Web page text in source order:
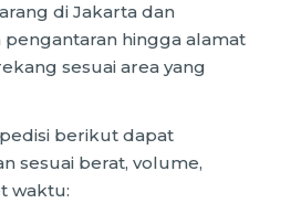
di Jakarta dan
pengantaran hingga alamat
sesuai area yang
berikut dapat
sesuai berat, volume,
waktu: